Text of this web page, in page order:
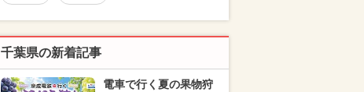
千葉県の新着記事
電車で行く夏の果物狩